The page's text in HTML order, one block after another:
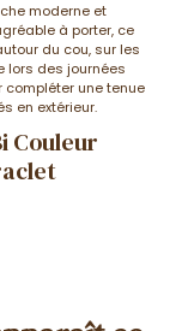
moderne et
à porter, ce
du cou, sur les
lors des journées
compléter une tenue
en extérieur.
Couleur